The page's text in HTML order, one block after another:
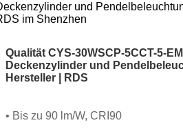
Qualität CYS-30WSCP-5CCT-5-
Deckenzylinder und
Hersteller | RDS
• Bis zu 90 lm/W, CRI90